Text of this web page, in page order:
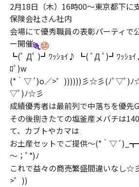
2月18日（木）16時00～東京都下に
保険会社さん社内
会場にて優秀職員の表彰パーティで
ー開催
┗(ﾟ Дﾟ )┛ﾜｯｼｮｲ♪ ┗( ﾟД ﾟ)┛ﾜｯｼｮｲ
ﾛﾟ)w
(*｀▽´)o／>゜))))))彡☆彡(ﾉﾟ▽ﾟ)ﾉ
▽ﾟ)ﾉ☆彡
成績優秀者は最前列で中落ちを優先
その後捌きたての塩釜産メバチは
て、カブトやカマは
お土産セットでご提供～(*｀
～；ﾟ*)ﾉ
これで益々の商売繁盛間違いなし
>゜))